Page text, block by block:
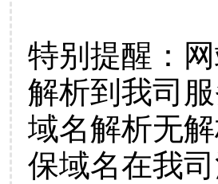
特别提醒：
解析到我司
域名解析无
保域名在我